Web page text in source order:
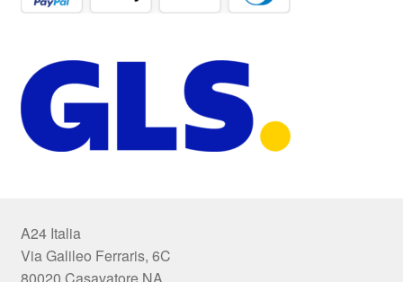
A24 Italia
Via Galileo Ferraris, 6C